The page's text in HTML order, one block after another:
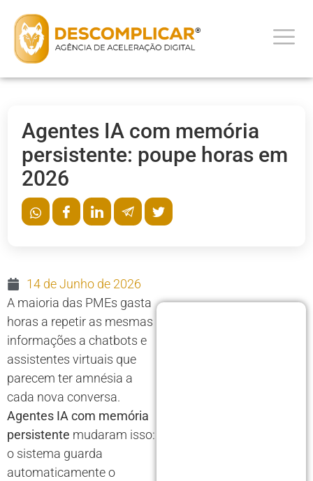
Agentes IA com memória
persistente: poupe horas em
2026
14 de Junho de 2026
A maioria das PMEs gasta
horas a repetir as mesmas
informações a chatbots e
assistentes virtuais que
parecem ter amnésia a
cada nova conversa.
Agentes IA com memória
persistente mudaram isso:
o sistema guarda
automaticamente o